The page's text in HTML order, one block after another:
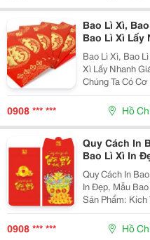
Bao Lì Xì,
Bao Lì Xì Lấy
Bao Lì Xì, Bao
Xì Lấy Nhanh Giá Rẻ Mỗi Dịp Xuân Về
Chúng Ta Có
Quan Tâm Và
Đối Tác Làm
0908 *** *** Hồ
Quy Cách In
Bao Lì Xì In
Quy Cách In
In Đẹp, Mẫu Bao Lì Xì Quy Cách In Bao
Sản Phẩm: Kích Thước Thành Phẩm : Tùy Theo Yêu
Cầu Và Mẫu Của Khách
Ý: 7.3Cm X
0908 *** *** Hồ